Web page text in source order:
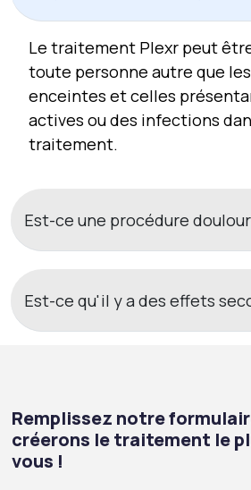
Le traitement Plexr peut
toute personne autre que
enceintes et celles
actives ou des infections
traitement.
Est-ce une procédure
Est-ce qu'il y a des effets
Remplissez notre
créerons le traitement le
vous !